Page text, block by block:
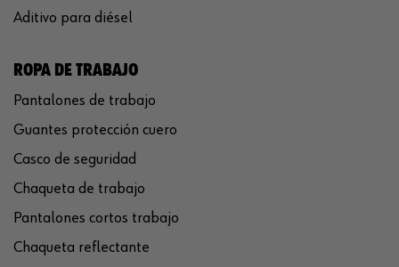
Aditivo para diésel
ROPA DE TRABAJO
Pantalones de trabajo
Guantes protección cuero
Casco de seguridad
Chaqueta de trabajo
Pantalones cortos trabajo
Chaqueta reflectante